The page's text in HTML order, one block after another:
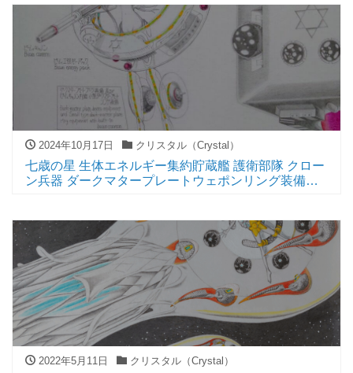
2024年10月17日 クリスタル（Crystal）
七歳の星 生体エネルギー集約貯蔵艦 護衛部隊 クロー
ン兵器 ダークマタープレートウェポンリング装備形
Dark-matter plate weapons ring Equipped form）
2022年5月11日 クリスタル（Crystal）